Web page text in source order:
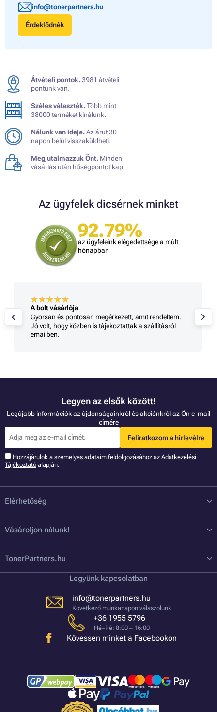
info@tonerpartners.hu
Érdeklődnék
Átvételi pontok.3981 átvételi
pontunk van.
Széles választék.Több mint
38000 terméket kínálunk.
Nálunk van ideje.Az árut 30
napon belül visszaküldheti.
Megjutalmazzuk Önt. Minden
vásárlás után hűségpontot kap.
Az ügyfelek dicsérnek minket
92.79%
az ügyfeleink elégedettsége a múlt
hónapban
A bolt vásárlója
Gyorsan és pontosan megérkezett, amit rendeltem.
Jó volt, hogy közben is tájékoztattak a szállításról
emailben.
Legyen az elsők között!
Legújabb információk az újdonságainkról és akciónkról az Ön e-mail
címére
Feliratkozom a hírlevélre
Hozzájárulok a szémelyes adataim feldolgozásához az Adatkezelési
Tájékoztató alapján.
Elérhetőség
Vásároljon nálunk!
TonerPartners.hu
Legyünk kapcsolatban
info@tonerpartners.hu
Következő munkanapon válaszolunk
+36 1955 5796
Hé–Pé: 8:00 – 16:00
Kövessen minket a Facebookon